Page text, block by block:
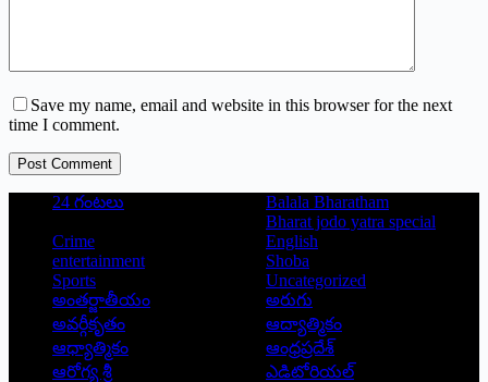
Save my name, email and website in this browser for the next
time I comment.
Post Comment
24 గంటలు
Balala Bharatham
Bharat jodo yatra special
Crime
English
entertainment
Shoba
Sports
Uncategorized
అంతర్జాతీయం
అరుగు
అవర్గీకృతం
ఆద్యాత్మికం
ఆధ్యాత్మికం
ఆంధ్రప్రదేశ్
ఆరోగ్య శ్రీ
ఎడిటోరియల్